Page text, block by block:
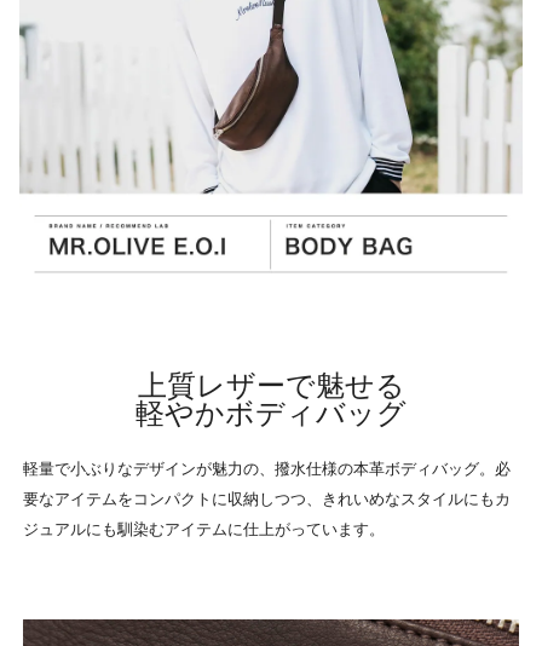
上質レザーで魅せる
軽やかボディバッグ
軽量で小ぶりなデザインが魅力の、撥水仕様の本革ボディバッグ。必
要なアイテムをコンパクトに収納しつつ、きれいめなスタイルにもカ
ジュアルにも馴染むアイテムに仕上がっています。